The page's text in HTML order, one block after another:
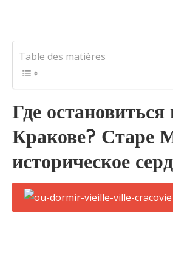
Table des matières
Где остановиться
Кракове? Старе
историческое